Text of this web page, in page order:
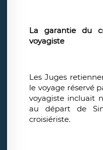
La garantie du
voyagiste
Les Juges
le voyage réservé
voyagiste incluait
au départ de
croisiériste.